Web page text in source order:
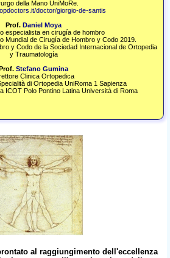
della Mano UniMoRe.
doctor/giorgio-de-santis
Prof. Daniel Moya
especialista en cirugía de hombro
Mundial de Cirugía de Hombro y Codo 2019.​
y Codo de la Sociedad Internacional de Ortopedia
y Traumatología
Stefano Gumina
Clinica Ortopedica
di Ortopedia UniRoma 1 Sapienza
ICOT Polo Pontino Latina Università di Roma
al raggiungimento dell'eccellenza